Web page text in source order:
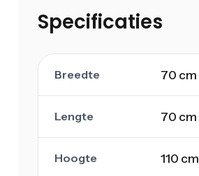
Specificaties
Breedte 70 cm
Lengte 70 cm
Hoogte 110 cm